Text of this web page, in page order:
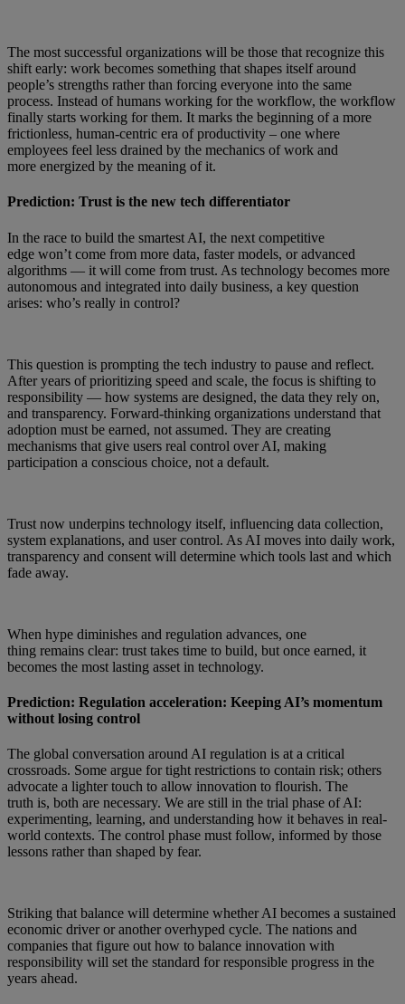
The most successful organizations will be those that recognize this
shift early: work becomes something that shapes itself around
people’s strengths rather than forcing everyone into the same
process. Instead of humans working for the workflow, the workflow
finally starts working for them. It marks the beginning of a more
frictionless, human-centric era of productivity – one where
employees feel less drained by the mechanics of work and
more energized by the meaning of it.
Prediction: Trust is the new tech differentiator
In the race to build the smartest AI, the next competitive
edge won’t come from more data, faster models, or advanced
algorithms — it will come from trust. As technology becomes more
autonomous and integrated into daily business, a key question
arises: who’s really in control?
This question is prompting the tech industry to pause and reflect.
After years of prioritizing speed and scale, the focus is shifting to
responsibility — how systems are designed, the data they rely on,
and transparency. Forward-thinking organizations understand that
adoption must be earned, not assumed. They are creating
mechanisms that give users real control over AI, making
participation a conscious choice, not a default.
Trust now underpins technology itself, influencing data collection,
system explanations, and user control. As AI moves into daily work,
transparency and consent will determine which tools last and which
fade away.
When hype diminishes and regulation advances, one
thing remains clear: trust takes time to build, but once earned, it
becomes the most lasting asset in technology.
Prediction: Regulation acceleration: Keeping AI’s momentum
without losing control
The global conversation around AI regulation is at a critical
crossroads. Some argue for tight restrictions to contain risk; others
advocate a lighter touch to allow innovation to flourish. The
truth is, both are necessary. We are still in the trial phase of AI:
experimenting, learning, and understanding how it behaves in real-
world contexts. The control phase must follow, informed by those
lessons rather than shaped by fear.
Striking that balance will determine whether AI becomes a sustained
economic driver or another overhyped cycle. The nations and
companies that figure out how to balance innovation with
responsibility will set the standard for responsible progress in the
years ahead.